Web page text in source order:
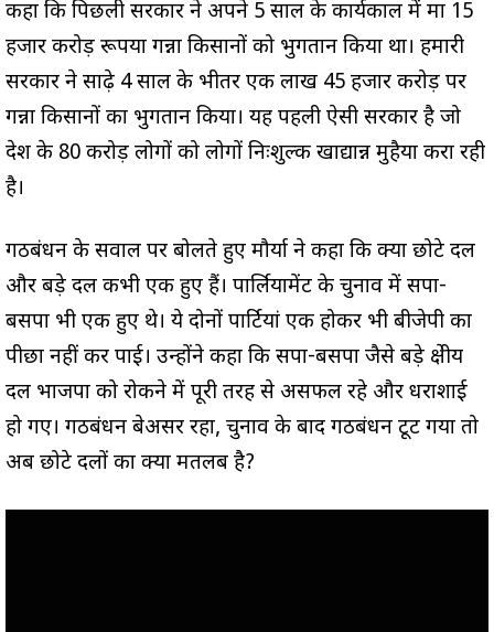
कहा कि पिछली सरकार ने अपने 5 साल के कार्यकाल में मात्र 15
हजार करोड़ रूपया गन्ना किसानों को भुगतान किया था। हमारी
सरकार ने साढ़े 4 साल के भीतर एक लाख 45 हजार करोड़ पर
गन्ना किसानों का भुगतान किया। यह पहली ऐसी सरकार है जो
देश के 80 करोड़ लोगों को लोगों निःशुल्क खाद्यान्न मुहैया करा रही
है।
गठबंधन के सवाल पर बोलते हुए मौर्या ने कहा कि क्या छोटे दल
और बड़े दल कभी एक हुए हैं। पार्लियामेंट के चुनाव में सपा-
बसपा भी एक हुए थे। ये दोनों पार्टियां एक होकर भी बीजेपी का
पीछा नहीं कर पाई। उन्होंने कहा कि सपा-बसपा जैसे बड़े क्षेत्रीय
दल भाजपा को रोकने में पूरी तरह से असफल रहे और धराशाई
हो गए। गठबंधन बेअसर रहा, चुनाव के बाद गठबंधन टूट गया तो
अब छोटे दलों का क्या मतलब है?